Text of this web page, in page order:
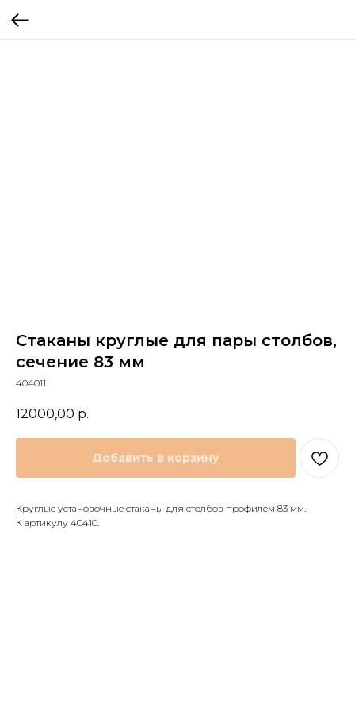
Стаканы круглые для пары столбов,
сечение 83 мм
404011
12000,00 р.
Добавить в корзину
Круглые установочные стаканы для столбов профилем 83 мм.
К артикулу 40410.